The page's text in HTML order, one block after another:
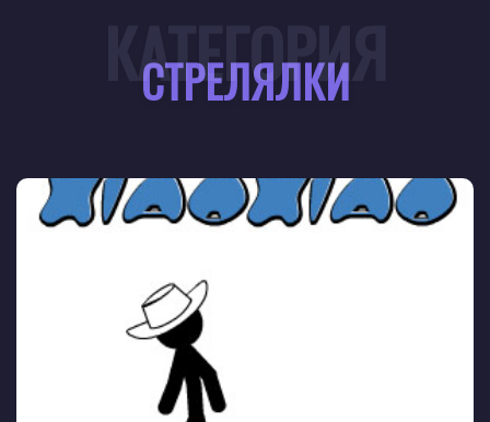
СТРЕЛЯЛКИ
КАТЕГОРИЯ